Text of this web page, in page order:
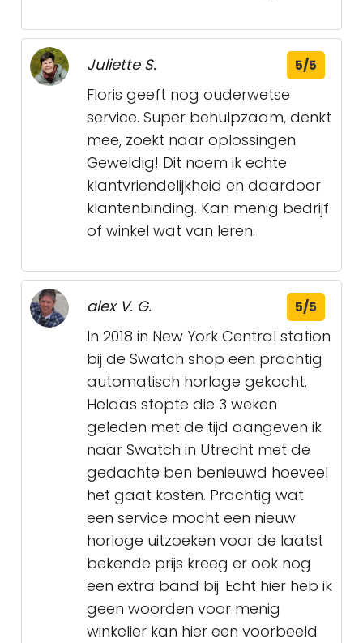
Juliette S. 5/5
Floris geeft nog ouderwetse
service. Super behulpzaam, denkt
mee, zoekt naar oplossingen.
Geweldig! Dit noem ik echte
klantvriendelijkheid en daardoor
klantenbinding. Kan menig bedrijf
of winkel wat van leren.
alex V. G. 5/5
In 2018 in New York Central station
bij de Swatch shop een prachtig
automatisch horloge gekocht.
Helaas stopte die 3 weken
geleden met de tijd aangeven ik
naar Swatch in Utrecht met de
gedachte ben benieuwd hoeveel
het gaat kosten. Prachtig wat
een service mocht een nieuw
horloge uitzoeken voor de laatst
bekende prijs kreeg er ook nog
een extra band bij. Echt hier heb ik
geen woorden voor menig
winkelier kan hier een voorbeeld